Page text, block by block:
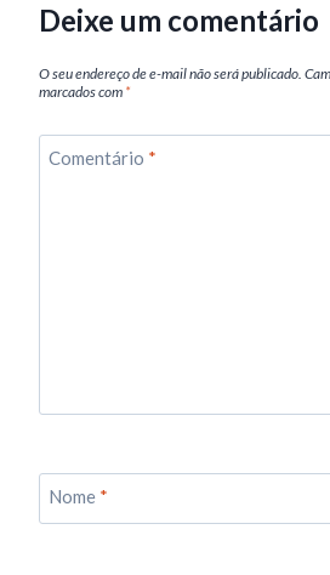
Deixe um comentário
O seu endereço de e-mail não será publicado.
marcados com *
Comentário *
Nome *